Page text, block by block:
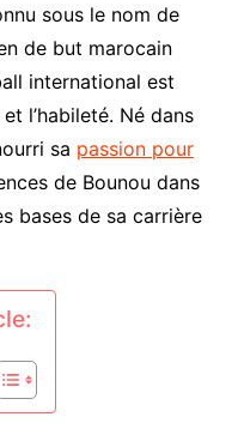
sous le nom de
de but marocain
international est
l’habileté. Né dans
sa passion pour
de Bounou dans
bases de sa carrière